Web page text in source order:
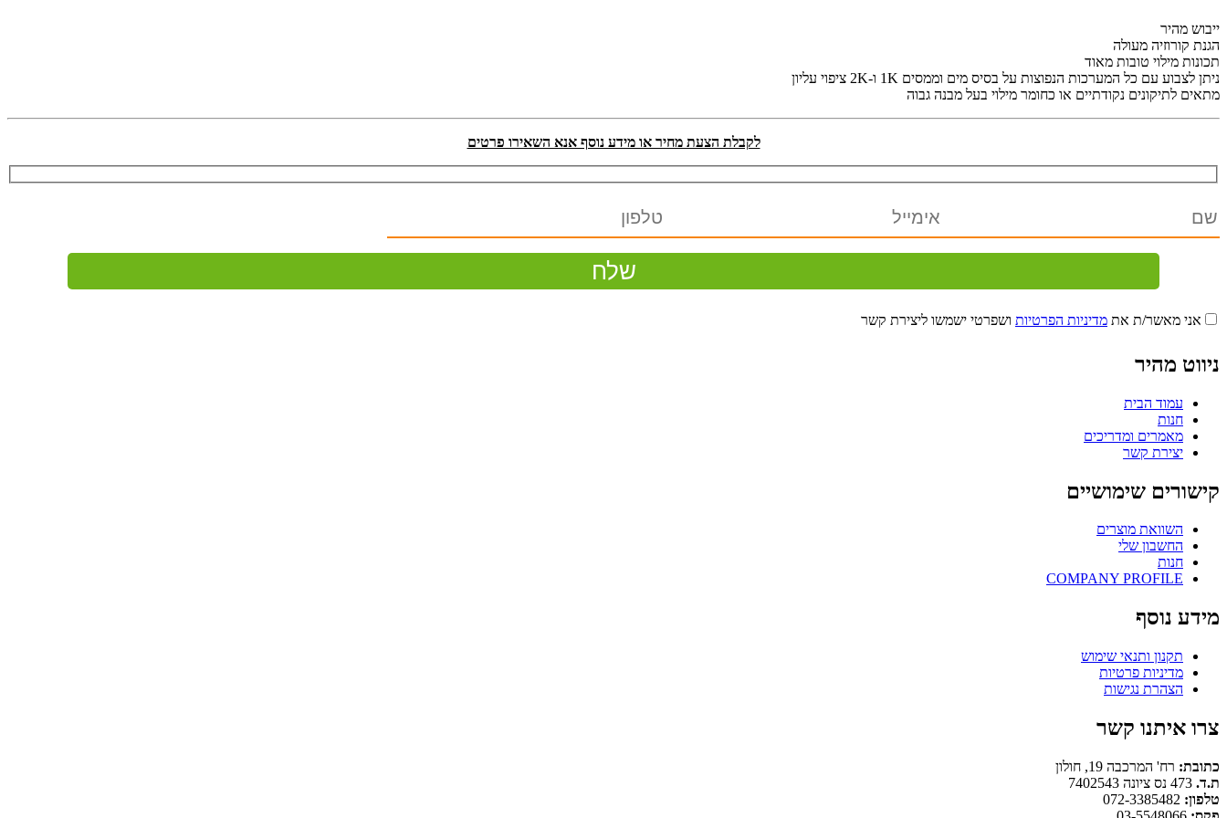
ייבוש מהיר
הגנת קורוזיה מעולה
תכונות מילוי טובות מאוד
ניתן לצבוע עם כל המערכות הנפוצות על בסיס מים וממסים 1K ו-2K ציפוי עליון
מתאים לתיקונים נקודתיים או כחומר מילוי בעל מבנה גבוה
לקבלת הצעת מחיר או מידע נוסף אנא השאירו פרטים
אני מאשר/ת את מדיניות הפרטיות ושפרטי ישמשו ליצירת קשר
ניווט מהיר
עמוד הבית
חנות
מאמרים ומדריכים
יצירת קשר
קישורים שימושיים
השוואת מוצרים
החשבון שלי
חנות
COMPANY PROFILE
מידע נוסף
תקנון ותנאי שימוש
מדיניות פרטיות
הצהרת נגישות
צרו איתנו קשר
כתובת: רח' המרכבה 19, חולון
ת.ד.
טלפון: